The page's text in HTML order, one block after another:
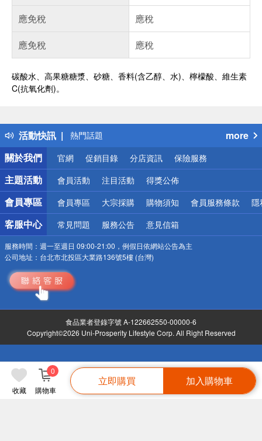
收藏 購物車
0
立即購買 加入購物車
應免稅
應稅
應免稅
應稅
碳酸水、高果糖糖漿、砂糖、香料(含乙醇、水)、檸檬酸、維生素
C(抗氧化劑)。
活動快訊
得獎公告
熱門話題
銀行優惠
偏遠地區配送
詐騙網頁！請小心！
more
關於我們
官網 促銷目錄 分店資訊 保險服務
主題活動 會員活動 注目活動 得獎公佈
會員專區 會員專區 大宗採購 購物須知 會員服務條款 隱
客服中心 常見問題 服務公告 意見信箱
服務時間： 週一至週日 09:00-21:00，例假日依網站公告為主
公司地址： 台北市北投區大業路136號5樓 (台灣)
食品業者登錄字號 A-122662550-00000-6
Copyright©2026 Uni-Prosperity Lifestyle Corp. All Right Reserved